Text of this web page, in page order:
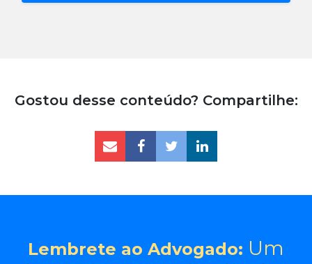
Gostou desse conteúdo? Compartilhe:
Lembrete ao Advogado: Um